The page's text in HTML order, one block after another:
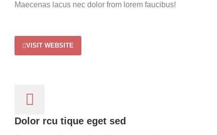
Maecenas lacus nec dolor from lorem faucibus!
VISIT WEBSITE
Dolor rcu tique eget sed